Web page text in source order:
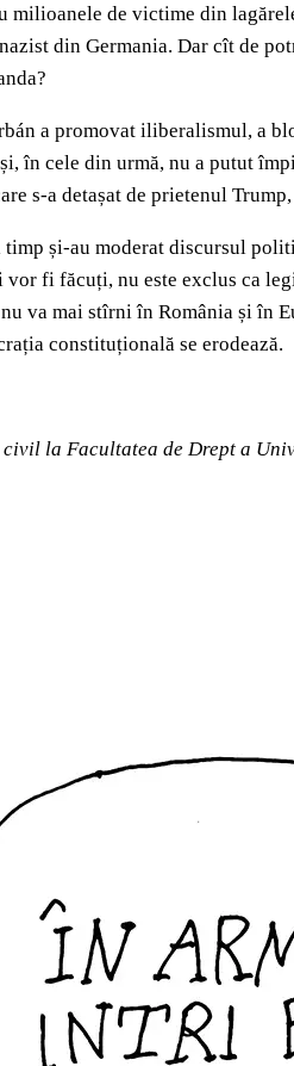
de victime din
din Germania. Dar cît de
a promovat iliberalismul, a
în cele din urmă, nu a putut
s-a detașat de prietenul
și-au moderat discursul
vor fi făcuți, nu este exclus ca
va mai stîrni în România și în
constituțională se erodează.
civil la Facultatea de Drept a